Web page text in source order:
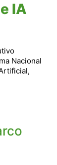
IA
Nacional